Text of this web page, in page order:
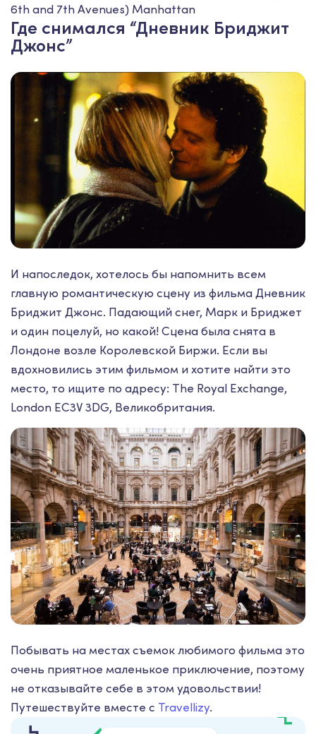
6th and 7th Avenues) Manhattan
Где снимался “Дневник Бриджит
Джонс”
И напоследок, хотелось бы напомнить всем
главную романтическую сцену из фильма Дневник
Бриджит Джонс. Падающий снег, Марк и Бриджет
и один поцелуй, но какой! Сцена была снята в
Лондоне возле Королевской Биржи. Если вы
вдохновились этим фильмом и хотите найти это
место, то ищите по адресу: The Royal Exchange,
London EC3V 3DG, Великобритания.
Побывать на местах съемок любимого фильма это
очень приятное маленькое приключение, поэтому
не отказывайте себе в этом удовольствии!
Путешествуйте вместе с Travellizy.